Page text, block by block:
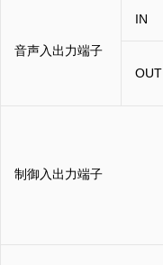
音声入出力端子
IN
OUT
制御入出力端子